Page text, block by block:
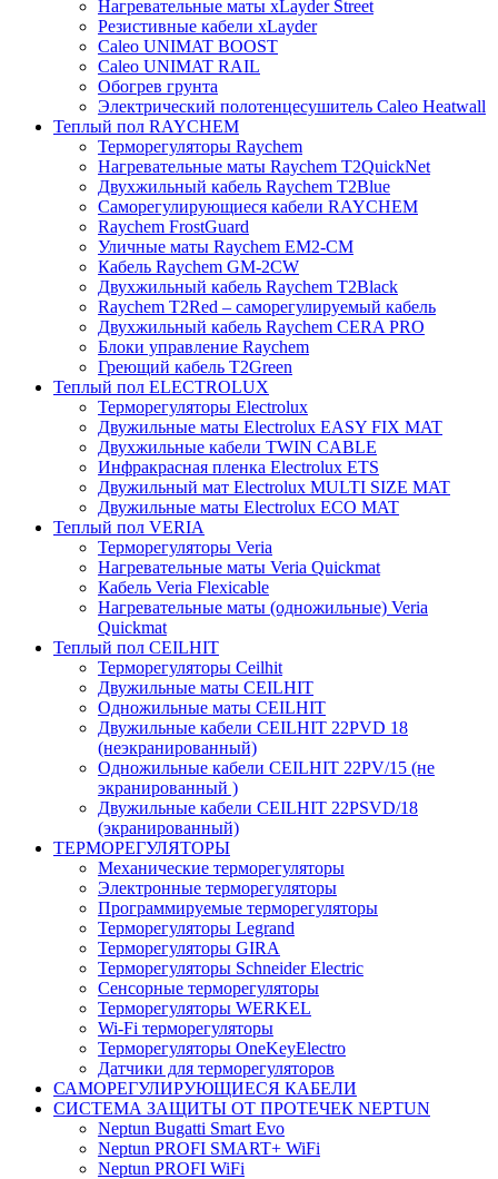
Нагревательные маты xLayder Street
Резистивные кабели xLayder
Caleo UNIMAT BOOST
Caleo UNIMAT RAIL
Обогрев грунта
Электрический полотенцесушитель Caleo Heatwall
Теплый пол RAYCHEM
Терморегуляторы Raychem
Нагревательные маты Raychem T2QuickNet
Двухжильный кабель Raychem T2Blue
Саморегулирующиеся кабели RAYCHEM
Raychem FrostGuard
Уличные маты Raychem EM2-CM
Кабель Raychem GM-2CW
Двухжильный кабель Raychem T2Black
Raychem T2Red – саморегулируемый кабель
Двухжильный кабель Raychem CERA PRO
Блоки управление Raychem
Греющий кабель T2Green
Теплый пол ELECTROLUX
Терморегуляторы Electrolux
Двужильные маты Electrolux EASY FIX MAT
Двухжильные кабели TWIN CABLE
Инфракрасная пленка Electrolux ETS
Двужильный мат Electrolux MULTI SIZE MAT
Двужильные маты Electrolux ECO MAT
Теплый пол VERIA
Терморегуляторы Veria
Нагревательные маты Veria Quickmat
Кабель Veria Flexicable
Нагревательные маты (одножильные) Veria
Quickmat
Теплый пол CEILHIT
Терморегуляторы Ceilhit
Двужильные маты CEILHIT
Одножильные маты CEILHIT
Двужильные кабели CEILHIT 22PVD 18
(неэкранированный)
Одножильные кабели CEILHIT 22PV/15 (не
экранированный )
Двужильные кабели CEILHIT 22PSVD/18
(экранированный)
ТЕРМОРЕГУЛЯТОРЫ
Механические терморегуляторы
Электронные терморегуляторы
Программируемые терморегуляторы
Терморегуляторы Legrand
Терморегуляторы GIRA
Терморегуляторы Schneider Electric
Сенсорные терморегуляторы
Терморегуляторы WERKEL
Wi-Fi терморегуляторы
Терморегуляторы OneKeyElectro
Датчики для терморегуляторов
САМОРЕГУЛИРУЮЩИЕСЯ КАБЕЛИ
СИСТЕМА ЗАЩИТЫ ОТ ПРОТЕЧЕК NEPTUN
Neptun Bugatti Smart Evo
Neptun PROFI SMART+ WiFi
Neptun PROFI WiFi